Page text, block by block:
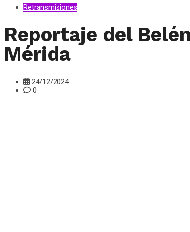
Retransmisiones
Reportaje del
Mérida
24/12/2024
0